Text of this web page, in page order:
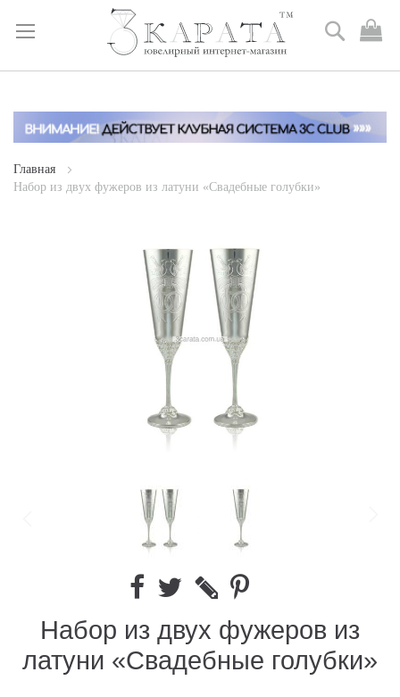
Skip
Content
Поиск
Главная
Набор из двух фужеров из латуни «Свадебные голубки»
Набор из двух фужеров из
латуни «Свадебные голубки»